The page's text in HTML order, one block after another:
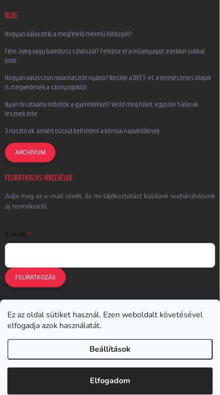
Ez az oldal sütiket használ. Ezen weboldalt követésével
elfogadja azok használatát.
Beállítások
Elfogadom
BLOG
Hogyan válaszd ki a megfelelő méretű füldugót?
Fém, üveg vagy bambusz szívószál? Felejtse el a műanyagot, ezekkel sokkal
jobb
Hogyan válasszon rovarriasztót nyárra? Kerülje a DEET-et, a természetes olajok
is megvédenek a szúnyogoktól
Nyári fesztiválra indultok a gyerekekkel? Védd meg füleit, egyszer hálásak
lesznek érte
3 riasztó ok, amiért búcsút kell inteni a kémiai napvédőknek
ARCHÍVUM
FELIRATKOZÁS HÍRLEVÉLRE
Adja meg az e-mail címét, és mi tájékoztatást küldünk webáruházunk
új termékeiről.
E-MAIL
FELIRATKOZÁS
Earplugs.cz Earplugs.sk
Earplugs.at Earplugs.ro Lunesto.cz
Earplugs.hu . Minden jog fenntartva.